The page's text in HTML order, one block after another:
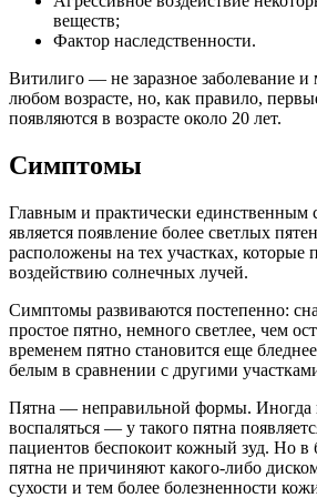
веществ;
Фактор наследственности.
Витилиго — не заразное заболевание и
любом возрасте, но, как правило,
появляются в возрасте около 20 лет.
Симптомы
Главным и практически единственным
является появление более светлых
расположены на тех участках, которые
воздействию солнечных лучей.
Симптомы развиваются постепенно:
простое пятно, немного светлее, чем
временем пятно становится еще
белым в сравнении с другими
Пятна — неправильной формы. Иногда
воспаляться — у такого пятна
пациентов беспокоит кожный зуд. Но в
пятна не причиняют какого-либо
сухости и тем более болезненности